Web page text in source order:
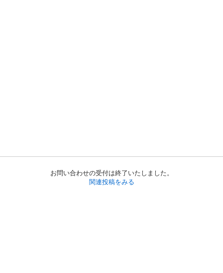
お問い合わせの受付は終了いたしました。
関連投稿をみる